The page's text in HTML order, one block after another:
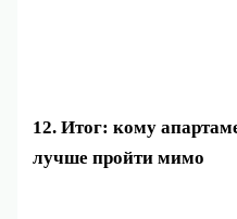
12. Итог: кому
лучше пройти мимо